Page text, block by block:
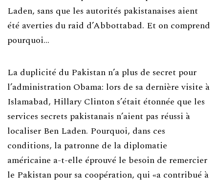
Laden, sans que les autorités pakistanaises aient
été averties du raid d’Abbottabad. Et on comprend
pourquoi…
La duplicité du Pakistan n’a plus de secret pour
l’administration Obama: lors de sa dernière visite à
Islamabad, Hillary Clinton s’était étonnée que les
services secrets pakistanais n’aient pas réussi à
localiser Ben Laden. Pourquoi, dans ces
conditions, la patronne de la diplomatie
américaine a-t-elle éprouvé le besoin de remercier
le Pakistan pour sa coopération, qui «a contribué à